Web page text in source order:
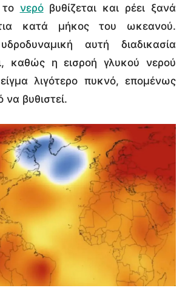
νερόβυθίζεται και ρέει ξανά
κατά μήκος του ωκεανού.
αυτή διαδικασία
καθώς η εισροή γλυκού νερού
λιγότερο πυκνό, επομένως
να βυθιστεί.